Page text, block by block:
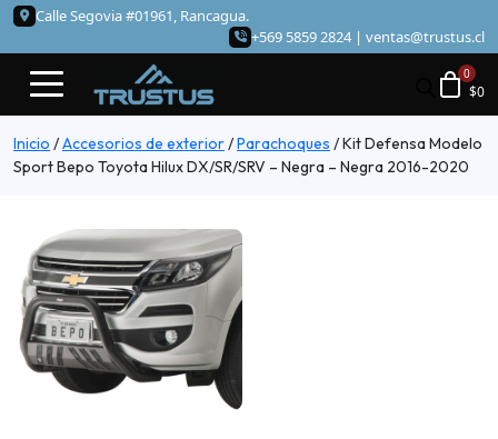
Calle Segovia #01961, Rancagua.
+569 5859 2824 | ventas@trustus.cl
$0
Inicio /Accesorios de exterior/Parachoques /Kit Defensa Modelo
Sport Bepo Toyota Hilux DX/SR/SRV – Negra – Negra 2016-2020